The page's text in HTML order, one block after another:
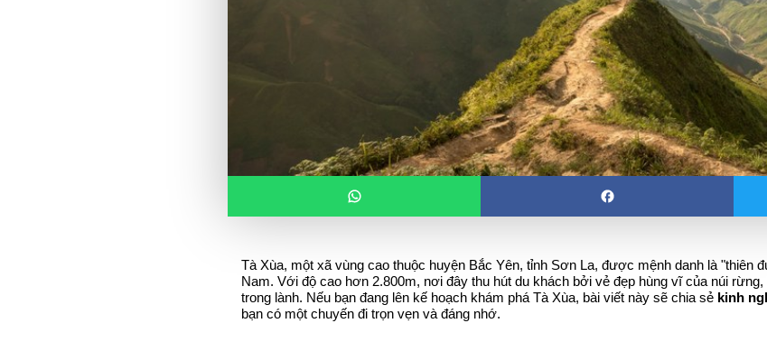
Tà Xùa, một xã vùng cao thuộc huyện Bắc Yên, tỉnh Sơn La, được mệnh danh là "thiên
Nam. Với độ cao hơn 2.800m, nơi đây thu hút du khách bởi vẻ đẹp hùng vĩ của núi
trong lành. Nếu bạn đang lên kế hoạch khám phá Tà Xùa, bài viết này sẽ chia sẻ kinh
bạn có một chuyến đi trọn vẹn và đáng nhớ.